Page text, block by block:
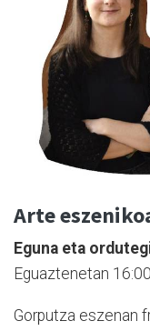
Arte
Eguna eta
Eguaztenetan
Gorputza eszenan